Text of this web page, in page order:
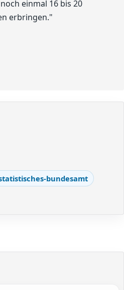
einmal 16 bis 20
erbringen."
bundesamt